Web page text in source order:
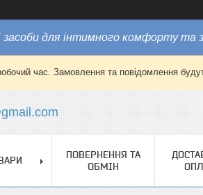
для інтимного комфорту та
час. Замовлення та повідомлення
ПОВЕРНЕННЯ ТА
ОБМІН